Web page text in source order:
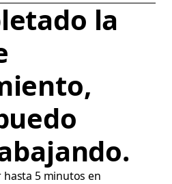
la
5 minutos en